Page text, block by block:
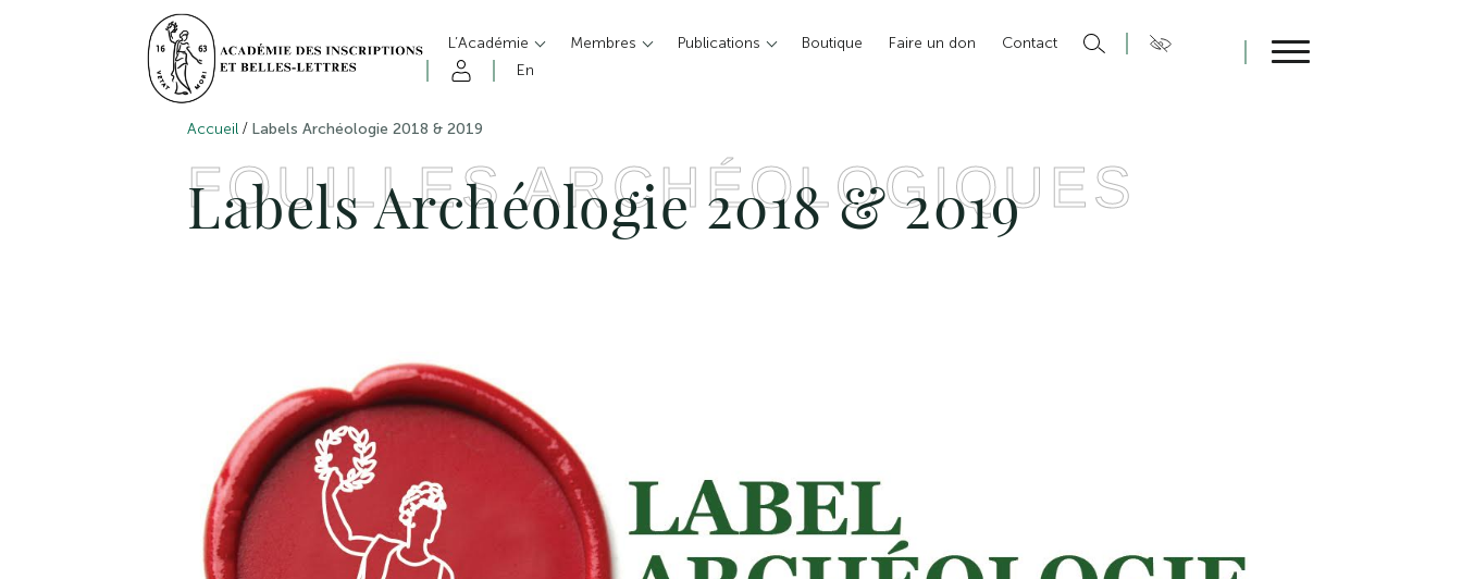
L’Académie Membres Publications Boutique Faire un don
Contact
En
Accueil / Labels Archéologie 2018 & 2019
FOUILLES ARCHÉOLOGIQUES
Labels Archéologie 2018 & 2019